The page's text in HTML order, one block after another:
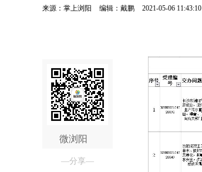
来源：掌上浏阳 编辑：戴鹏 2021-05-06 11:43:10
微浏阳
—分享—